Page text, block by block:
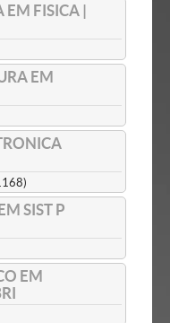
EM FISICA |
EM
SIST P
EM